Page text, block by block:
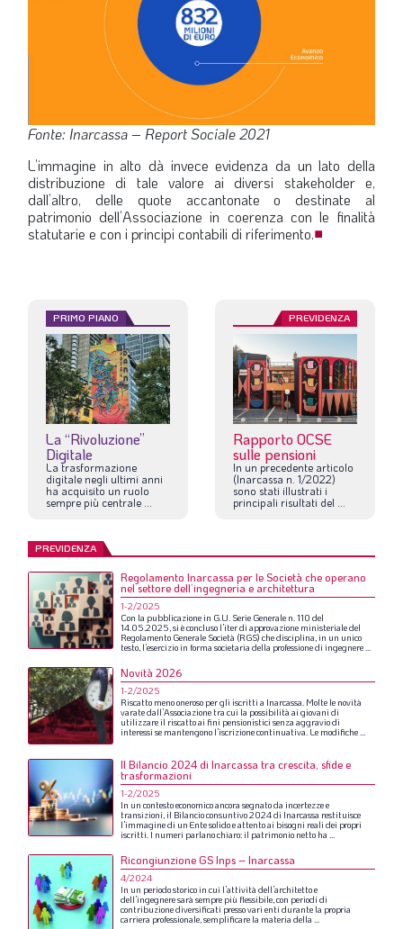
Fonte: Inarcassa – Report Sociale 2021
L’immagine in alto dà invece evidenza da un lato della
distribuzione di tale valore ai diversi stakeholder e,
dall’altro, delle quote accantonate o destinate al
patrimonio dell’Associazione in coerenza con le finalità
statutarie e con i principi contabili di riferimento.■
PRIMO PIANO
La “Rivoluzione”
Digitale
La trasformazione
digitale negli ultimi anni
ha acquisito un ruolo
sempre più centrale ...
PREVIDENZA
Rapporto OCSE
sulle pensioni
In un precedente articolo
(Inarcassa n. 1/2022)
sono stati illustrati i
principali risultati del ...
PREVIDENZA
Regolamento Inarcassa per le Società che operano
nel settore dell’ingegneria e architettura
1-2/2025
Con la pubblicazionein G.U. Serie Generale n.110 del
14.05.2025,si èconcluso l’iterdi approvazione ministerialedel
Regolamento Generale Società (RGS) chedisciplina,in un unico
testo, l’esercizioin forma societaria della professionedi ingegnere...
Novità 2026
1-2/2025
Riscatto menooneroso pergli iscritti a Inarcassa. Molte le novità
varatedall’Associazione tra cui la possibilità ai giovani di
utilizzareil riscattoai fini pensionistici senza aggraviodi
interessi se mantengono l’iscrizionecontinuativa. Le modifiche...
Il Bilancio 2024 di Inarcassa tra crescita, sfide e
trasformazioni
1-2/2025
In un contestoeconomicoancora segnatoda incertezzee
transizioni,il Bilancioconsuntivo2024di Inarcassa restituisce
l’immaginedi un Entesolidoeattentoai bisogni reali dei propri
iscritti. I numeri parlanochiaro:il patrimonio netto ha ...
Ricongiunzione GS Inps – Inarcassa
4/2024
In un periodostoricoin cui l’attività dell’architettoe
dell’ingegneresarà sempre più flessibile,con periodi di
contribuzionediversificati pressovari enti durante la propria
carriera professionale,semplificare la materia della ...